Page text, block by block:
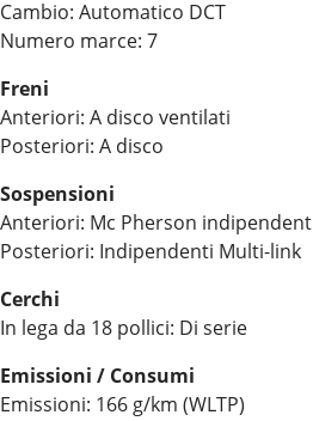
Cambio: Automatico DCT
Numero marce: 7
Freni
Anteriori: A disco ventilati
Posteriori: A disco
Sospensioni
Anteriori: Mc Pherson
Posteriori: Indipendenti Multi-link
Cerchi
In lega da 18 pollici: Di serie
Emissioni / Consumi
Emissioni: 166 g/km (WLTP)